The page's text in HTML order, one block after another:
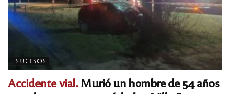
SUCESOS
Accidente vial.Murió un hombre de 54 años